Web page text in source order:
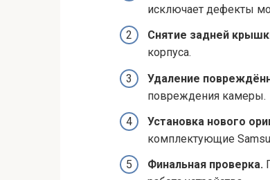
исключает дефекты
Снятие задней
корпуса.
Удаление
повреждения камеры.
Установка нового
комплектующие
Финальная проверка.